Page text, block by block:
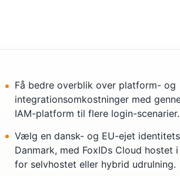
Få bedre overblik over platform- og
integrationsomkostninger med
IAM-platform til flere login-scenarier.
Vælg en dansk- og EU-ejet
Danmark, med FoxIDs Cloud hostet
for selvhostet eller hybrid udrulning.